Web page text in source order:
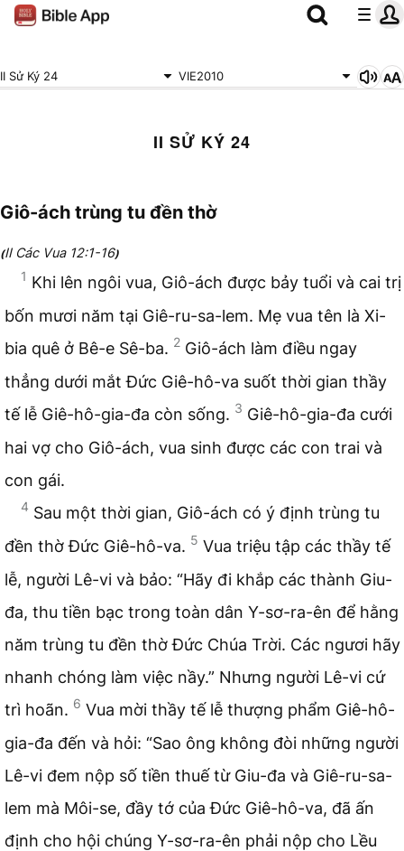
II Sử Ký 24 VIE2010
II SỬ KÝ 24
Giô-ách trùng tu đền thờ
(II Các Vua 12:1-16)
1 Khi lên ngôi vua, Giô-ách được bảy tuổi và cai trị
bốn mươi năm tại Giê-ru-sa-lem. Mẹ vua tên là Xi-
bia quê ở Bê-e Sê-ba. 2 Giô-ách làm điều ngay
thẳng dưới mắt Đức Giê-hô-va suốt thời gian thầy
tế lễ Giê-hô-gia-đa còn sống. 3 Giê-hô-gia-đa cưới
hai vợ cho Giô-ách, vua sinh được các con trai và
con gái.
4 Sau một thời gian, Giô-ách có ý định trùng tu
đền thờ Đức Giê-hô-va. 5 Vua triệu tập các thầy tế
lễ, người Lê-vi và bảo: “Hãy đi khắp các thành Giu-
đa, thu tiền bạc trong toàn dân Y-sơ-ra-ên để hằng
năm trùng tu đền thờ Đức Chúa Trời. Các ngươi hãy
nhanh chóng làm việc nầy.” Nhưng người Lê-vi cứ
trì hoãn. 6 Vua mời thầy tế lễ thượng phẩm Giê-hô-
gia-đa đến và hỏi: “Sao ông không đòi những người
Lê-vi đem nộp số tiền thuế từ Giu-đa và Giê-ru-sa-
lem mà Môi-se, đầy tớ của Đức Giê-hô-va, đã ấn
định cho hội chúng Y-sơ-ra-ên phải nộp cho Lều